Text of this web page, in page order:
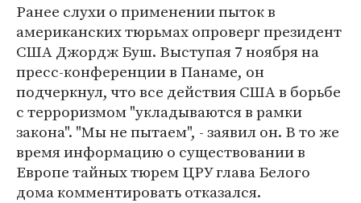
Ранее слухи о применении пыток в
американских тюрьмах опроверг президент
США Джордж Буш. Выступая 7 ноября на
пресс-конференции в Панаме, он
подчеркнул, что все действия США в борьбе
с терроризмом "укладываются в рамки
закона". "Мы не пытаем", - заявил он. В то же
время информацию о существовании в
Европе тайных тюрем ЦРУ глава Белого
дома комментировать отказался.